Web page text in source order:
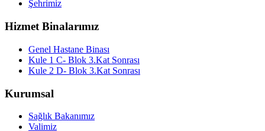
Şehrimiz
Hizmet Binalarımız
Genel Hastane Binası
Kule 1 C- Blok 3.Kat Sonrası
Kule 2 D- Blok 3.Kat Sonrası
Kurumsal
Sağlık Bakanımız
Valimiz